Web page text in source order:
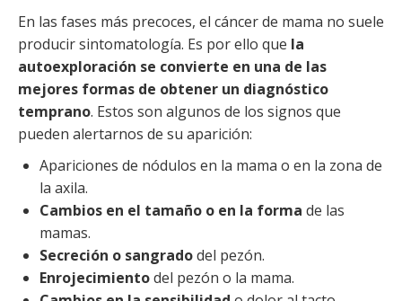
En las fases más precoces, el cáncer de mama no suele
producir sintomatología. Es por ello que la
autoexploración se convierte en una de las
mejores formas de obtener un diagnóstico
temprano. Estos son algunos de los signos que
pueden alertarnos de su aparición:
Apariciones de nódulos en la mama o en la zona de
la axila.
Cambios en el tamaño o en la forma de las
mamas.
Secreción o sangradodel pezón.
Enrojecimientodel pezón o la mama.